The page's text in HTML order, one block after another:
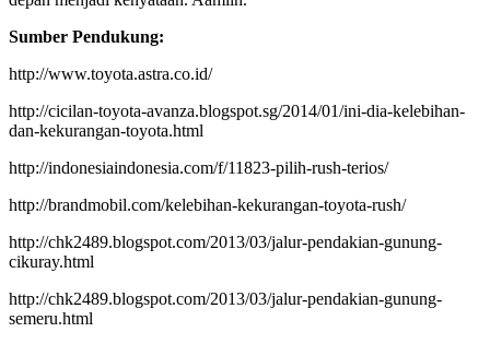
Sumber Pendukung:
http://www.toyota.astra.co.id/
http://cicilan-toyota-avanza.blogspot.sg/2014/01/ini-dia-kelebihan-
dan-kekurangan-toyota.html
http://indonesiaindonesia.com/f/11823-pilih-rush-terios/
http://brandmobil.com/kelebihan-kekurangan-toyota-rush/
http://chk2489.blogspot.com/2013/03/jalur-pendakian-gunung-
cikuray.html
http://chk2489.blogspot.com/2013/03/jalur-pendakian-gunung-
semeru.html